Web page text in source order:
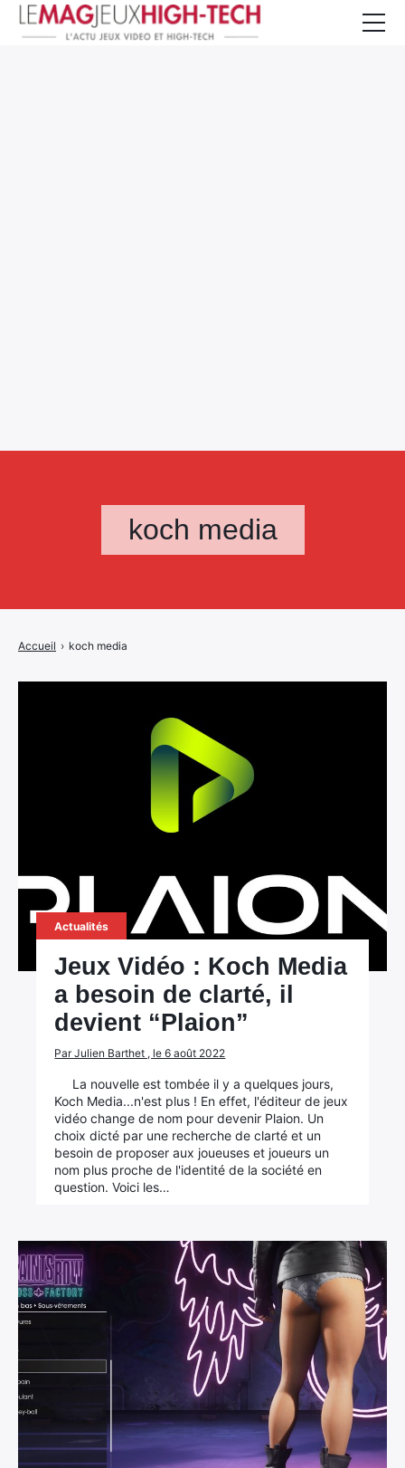
koch media
Accueil › koch media
Actualités
Jeux Vidéo : Koch Media
a besoin de clarté, il
devient “Plaion”
Par Julien Barthet , le 6 août 2022
La nouvelle est tombée il y a quelques jours,
Koch Media...n'est plus ! En effet, l'éditeur de jeux
vidéo change de nom pour devenir Plaion. Un
choix dicté par une recherche de clarté et un
besoin de proposer aux joueuses et joueurs un
nom plus proche de l'identité de la société en
question. Voici les…